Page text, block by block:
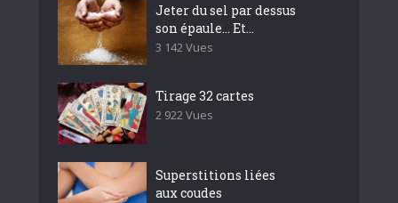
Jeter du sel par dessus
son épaule… Et...
3 142 Vues
Tirage 32 cartes
2 922 Vues
Superstitions liées
aux coudes